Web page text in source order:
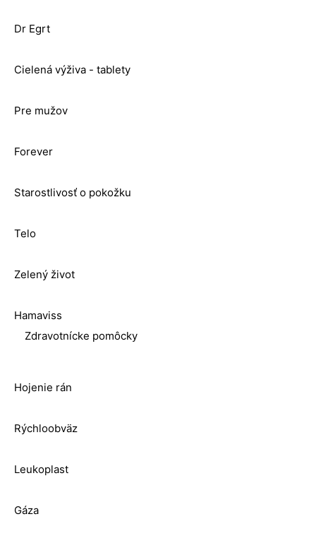
Dr Egrt
Cielená výživa - tablety
Pre mužov
Forever
Starostlivosť o pokožku
Telo
Zelený život
Hamaviss
Zdravotnícke pomôcky
Hojenie rán
Rýchloobväz
Leukoplast
Gáza